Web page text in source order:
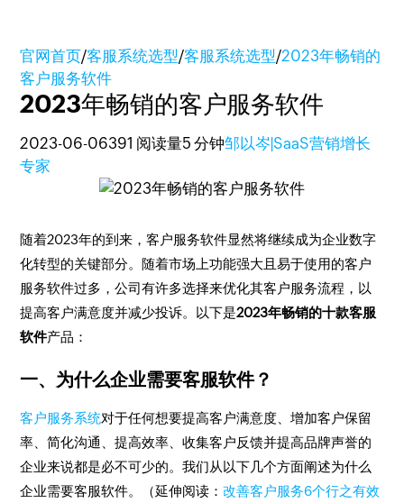
官网首页/客服系统选型/客服系统选型/2023年畅销的
客户服务软件
2023年畅销的客户服务软件
2023-06-06391 阅读量5 分钟邹以岑|SaaS营销增长
专家
随着2023年的到来，客户服务软件显然将继续成为企业数字
化转型的关键部分。随着市场上功能强大且易于使用的客户
服务软件过多，公司有许多选择来优化其客户服务流程，以
提高客户满意度并减少投诉。以下是2023年畅销的十款客服
软件产品：
一、为什么企业需要客服软件？
客户服务系统对于任何想要提高客户满意度、增加客户保留
率、简化沟通、提高效率、收集客户反馈并提高品牌声誉的
企业来说都是必不可少的。我们从以下几个方面阐述为什么
企业需要客服软件。（延伸阅读：改善客户服务6个行之有效